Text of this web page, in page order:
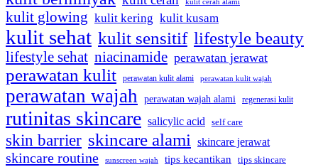
kulit glowing kulit kering kulit kusam
kulit sehat kulit sensitif lifestyle beauty
lifestyle sehat niacinamide perawatan jerawat
perawatan kulit perawatan kulit alami perawatan kulit wajah
perawatan wajah perawatan wajah alami regenerasi kulit
rutinitas skincare salicylic acid self care
skin barrier skincare alami skincare jerawat
skincare routine sunscreen wajah tips kecantikan tips skincare